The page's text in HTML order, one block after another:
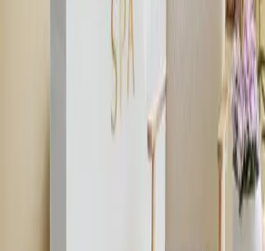
feuchtigkeitsspendend
Die Dampfsauna ist die Alternative für alle, die
Hohe Luftfeuchtigkeit (~100 %) und eine
die Entspannung, spenden der Haut Feuchtigkeit